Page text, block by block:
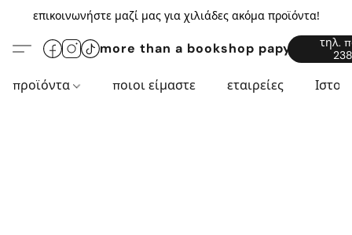
επικοινωνήστε μαζί μας για χιλιάδες ακόμα προϊόντα!
more than a bookshop
τηλ.
προϊόντα ποιοι είμαστε εταιρείες